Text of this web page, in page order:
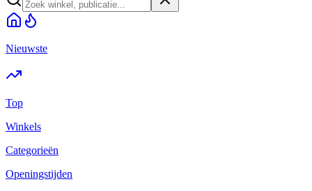
Nieuwste
Top
Winkels
Categorieën
Openingstijden